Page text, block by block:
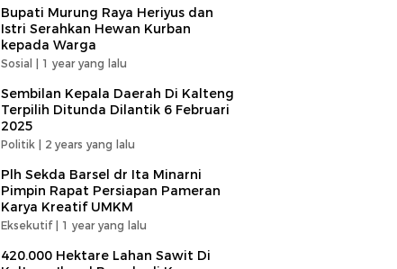
Bupati Murung Raya Heriyus dan
Istri Serahkan Hewan Kurban
kepada Warga
Sosial | 1 year yang lalu
Sembilan Kepala Daerah Di Kalteng
Terpilih Ditunda Dilantik 6 Februari
2025
Politik | 2 years yang lalu
Plh Sekda Barsel dr Ita Minarni
Pimpin Rapat Persiapan Pameran
Karya Kreatif UMKM
Eksekutif | 1 year yang lalu
420.000 Hektare Lahan Sawit Di